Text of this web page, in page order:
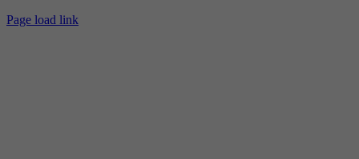
Page load link